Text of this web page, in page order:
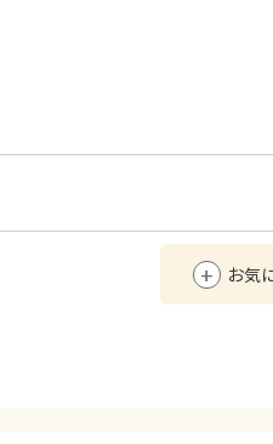
お気